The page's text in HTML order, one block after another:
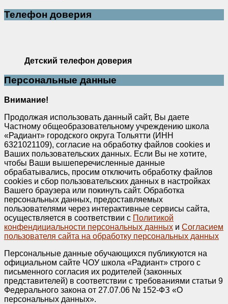
Телефон доверия
Детский телефон доверия
Персональные данные
Внимание!
Продолжая использовать данный сайт, Вы даете
Частному общеобразовательному учреждению школа
«Радиант» городского округа Тольятти (ИНН
6321021109), согласие на обработку файлов cookies и
Ваших пользовательских данных. Если Вы не хотите,
чтобы Ваши вышеперечисленные данные
обрабатывались, просим отключить обработку файлов
cookies и сбор пользовательских данных в настройках
Вашего браузера или покинуть сайт. Обработка
персональных данных, предоставляемых
пользователями через интерактивные сервисы сайта,
осуществляется в соответствии с Политикой
конфендициальности персональных данных и Согласием
пользователя сайта на обработку персональных данных
Персональные данные обучающихся публикуются на
официальном сайте ЧОУ школа «Радиант» строго с
письменного согласия их родителей (законных
представителей) в соответствии с требованиями статьи 9
Федерального закона от 27.07.06 № 152-ФЗ «О
персональных данных».